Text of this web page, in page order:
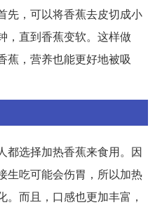
先，可以将香蕉去皮切成小
，直到香蕉变软。这样做
蕉，营养也能更好地被吸
都选择加热香蕉来食用。因
生吃可能会伤胃，所以加热
。而且，口感也更加丰富，